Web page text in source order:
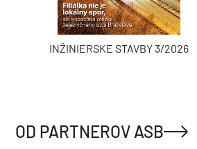
INŽINIERSKE STAVBY 3/2026
OD PARTNEROV ASB